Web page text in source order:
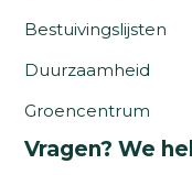
Bestuivingslijsten
Duurzaamheid
Groencentrum
Vragen? We